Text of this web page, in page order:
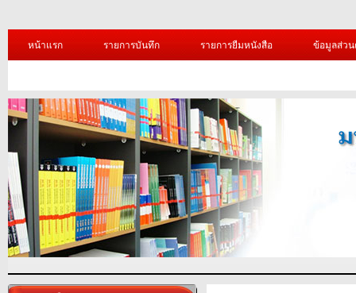
หน้าแรก รายการบันทึก รายการยืมหนังสือ ข้อมูลส่ว